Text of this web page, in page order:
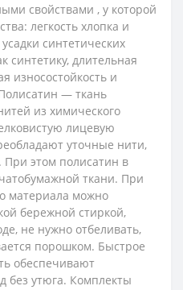
свойствами , у которой
легкость хлопка и
синтетических
синтетику, длительная
износостойкость и
— ткань
из химического
лицевую
уточные нити,
При этом полисатин в
ткани. При
материала можно
бережной стиркой,
не нужно отбеливать,
порошком. Быстрое
обеспечивают
без утюга. Комплекты